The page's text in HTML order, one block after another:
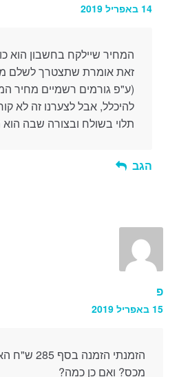
14 באפריל 2019
המחיר שיילקח בחשבון הוא
זאת אומרת שתצטרך לשלם
(ע"פ גורמים רשמיים מחיר
להיכלל, אבל לצערנו זה לא
תלוי בשולח ובצורה שבה הוא
הגב
פ
15 באפריל 2019
הזמנתי
מכס? ואם כן כמה?